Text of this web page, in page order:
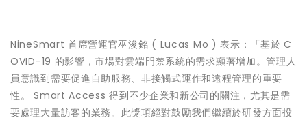
NineSmart 首席營運官巫浚銘 ( Lucas Mo ) 表示：「基於 C
OVID-19 的影響，市場對雲端門禁系統的需求顯著增加。管理人
員意識到需要促進自助服務、非接觸式運作和遠程管理的重要
性。 Smart Access 得到不少企業和新公司的關注，尤其是需
要處理大量訪客的業務。此獎項絕對鼓勵我們繼續於研發方面投